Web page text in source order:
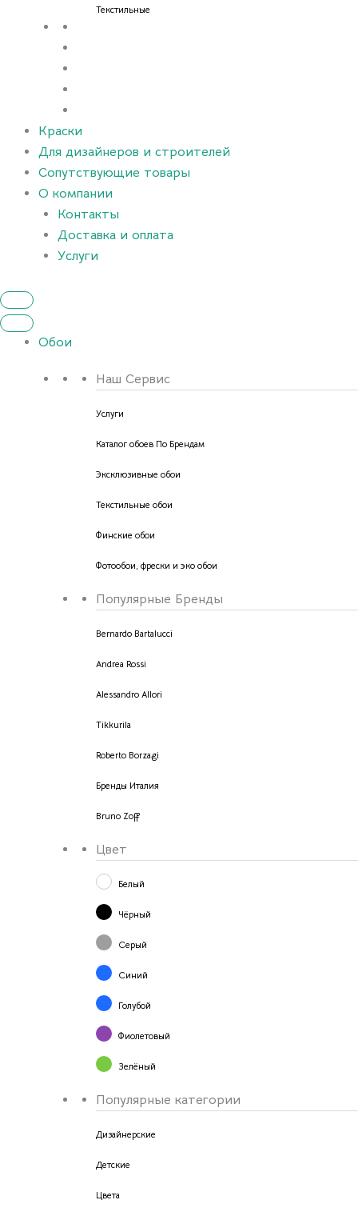
Текстильные
Краски
Для дизайнеров и строителей
Сопутствующие товары
О компании
Контакты
Доставка и оплата
Услуги
Обои
Наш Сервис
Услуги
Каталог обоев По Брендам
Эксклюзивные обои
Текстильные обои
Финские обои
Фотообои, фрески и эко обои
Популярные Бренды
Bernardo Bartalucci
Andrea Rossi
Alessandro Allori
Tikkurila
Roberto Borzagi
Бренды Италия
Bruno Zoff
Цвет
Белый
Чёрный
Серый
Синий
Голубой
Фиолетовый
Зелёный
Популярные категории
Дизайнерские
Детские
Цвета